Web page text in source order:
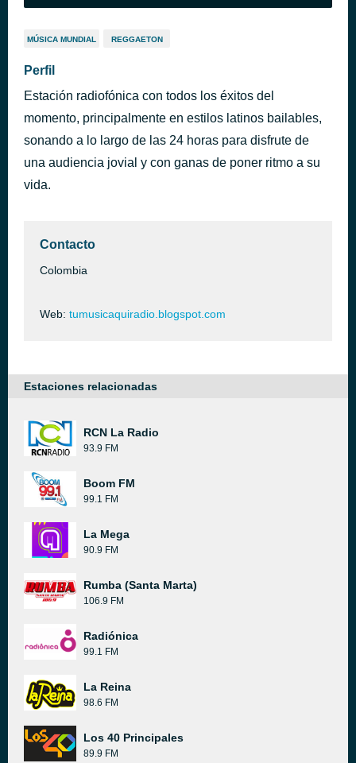
MÚSICA MUNDIAL REGGAETON
Perfil
Estación radiofónica con todos los éxitos del
momento, principalmente en estilos latinos bailables,
sonando a lo largo de las 24 horas para disfrute de
una audiencia jovial y con ganas de poner ritmo a su
vida.
Contacto
Colombia
Web: tumusicaquiradio.blogspot.com
Estaciones relacionadas
RCN La Radio
93.9 FM
Boom FM
99.1 FM
La Mega
90.9 FM
Rumba (Santa Marta)
106.9 FM
Radiónica
99.1 FM
La Reina
98.6 FM
Los 40 Principales
89.9 FM